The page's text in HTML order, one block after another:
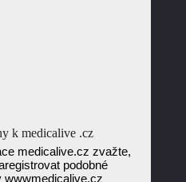
k medicalive .cz
medicalive.cz zvažte,
podobné
wwwmedicalive.cz